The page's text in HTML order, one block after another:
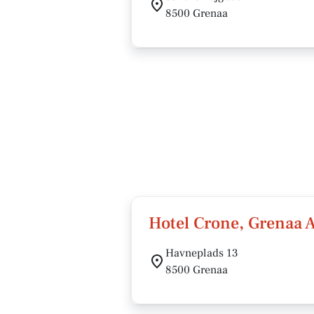
8500 Grenaa
Hotel Crone, Grenaa
Havneplads 13
8500 Grenaa